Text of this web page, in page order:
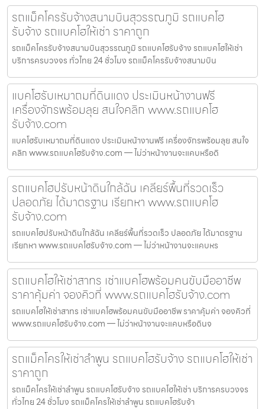
รถแม็คโครรับจ้างสนามบินสุวรรณภูมิ รถแบคโฮ
รับจ้าง รถแบคโฮให้เช่า ราคาถูก
รถแม็คโครรับจ้างสนามบินสุวรรณภูมิ รถแบคโฮรับจ้าง รถแบคโฮให้เช่า
บริการครบวงจร ทั่วไทย 24 ชั่วโมง รถแม็คโครรับจ้างสนามบิน
แบคโฮรับเหมาถมที่ดินแดง ประเมินหน้างานฟรี
เครื่องจักรพร้อมลุย สนใจคลิก www.รถแบคโฮ
รับจ้าง.com
แบคโฮรับเหมาถมที่ดินแดง ประเมินหน้างานฟรี เครื่องจักรพร้อมลุย สนใจ
คลิก www.รถแบคโฮรับจ้าง.com — ไม่ว่าหน้างานจะแคบหรือดิ
รถแบคโฮปรับหน้าดินใกล้ฉัน เคลียร์พื้นที่รวดเร็ว
ปลอดภัย ได้มาตรฐาน เรียกหา www.รถแบคโฮ
รับจ้าง.com
รถแบคโฮปรับหน้าดินใกล้ฉัน เคลียร์พื้นที่รวดเร็ว ปลอดภัย ได้มาตรฐาน
เรียกหา www.รถแบคโฮรับจ้าง.com — ไม่ว่าหน้างานจะแคบหร
รถแบคโฮให้เช่าสาทร เช่าแบคโฮพร้อมคนขับมืออาชีพ
ราคาคุ้มค่า จองคิวที่ www.รถแบคโฮรับจ้าง.com
รถแบคโฮให้เช่าสาทร เช่าแบคโฮพร้อมคนขับมืออาชีพ ราคาคุ้มค่า จองคิวที่
www.รถแบคโฮรับจ้าง.com — ไม่ว่าหน้างานจะแคบหรือดินจ
รถแม็คโครให้เช่าลำพูน รถแบคโฮรับจ้าง รถแบคโฮให้เช่า
ราคาถูก
รถแม็คโครให้เช่าลำพูน รถแบคโฮรับจ้าง รถแบคโฮให้เช่า บริการครบวงจร
ทั่วไทย 24 ชั่วโมง รถแม็คโครให้เช่าลำพูน รถแบคโฮรับจ้า